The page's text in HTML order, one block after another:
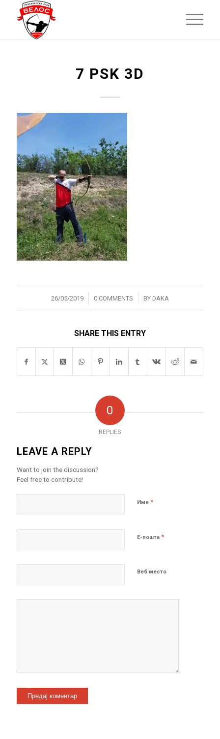
7 PSK 3D
26/05/2019
/ 0 COMMENTS
/ BY DAKA
SHARE THIS ENTRY
0
REPLIES
LEAVE A REPLY
Want to join the discussion?
Feel free to contribute!
Име *
Е-пошта *
Веб место